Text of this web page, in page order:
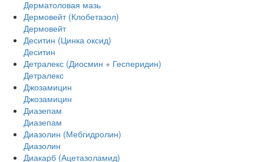
Дерматоловая мазь
Дермовейт (Клобетазол)
Дермовейт
Деситин (Цинка оксид)
Деситин
Детралекс (Диосмин + Гесперидин)
Детралекс
Джозамицин
Джозамицин
Диазепам
Диазепам
Диазолин (Мебгидролин)
Диазолин
Диакарб (Ацетазоламид)